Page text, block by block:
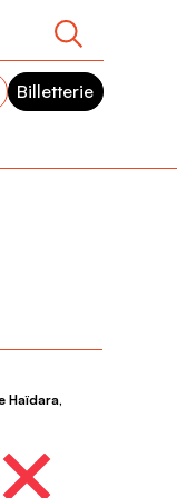
Billetterie
Haïdara,